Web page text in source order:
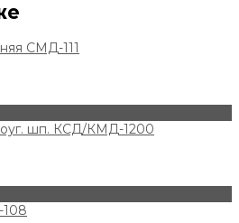
СМД-111
шп. КСД/КМД-1200